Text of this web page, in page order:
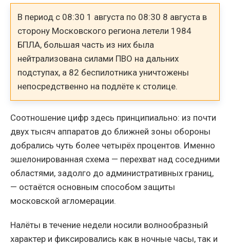
В период с 08:30 1 августа по 08:30 8 августа в
сторону Московского региона летели 1984
БПЛА, большая часть из них была
нейтрализована силами ПВО на дальних
подступах, а 82 беспилотника уничтожены
непосредственно на подлёте к столице.
Соотношение цифр здесь принципиально: из почти
двух тысяч аппаратов до ближней зоны обороны
добрались чуть более четырёх процентов. Именно
эшелонированная схема — перехват над соседними
областями, задолго до административных границ,
— остаётся основным способом защиты
московской агломерации.
Налёты в течение недели носили волнообразный
характер и фиксировались как в ночные часы, так и